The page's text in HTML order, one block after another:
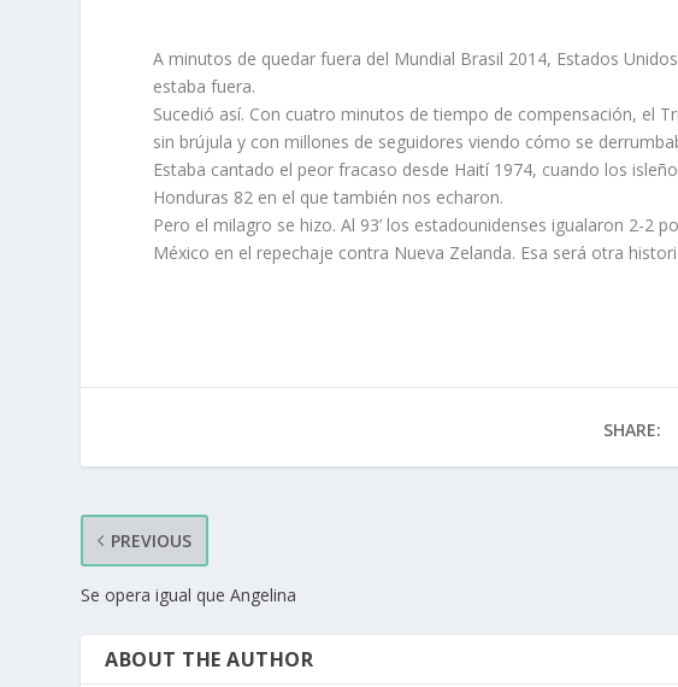
A minutos de quedar fuera del Mundial Brasil 2014, Estados
estaba fuera.
Sucedió así. Con cuatro minutos de tiempo de compensación, el
sin brújula y con millones de seguidores viendo cómo se
Estaba cantado el peor fracaso desde Haití 1974, cuando los
Honduras 82 en el que también nos echaron.
Pero el milagro se hizo. Al 93’ los estadounidenses igualaron 2-2
México en el repechaje contra Nueva Zelanda. Esa será otra
SHARE:
PREVIOUS
Se opera igual que Angelina
ABOUT THE AUTHOR